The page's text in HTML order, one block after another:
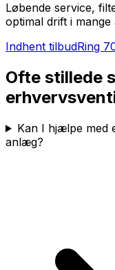
Løbende service,
optimal drift i mange
Indhent tilbudRing
Ofte stillede
Kan I hjælpe med
anlæg?